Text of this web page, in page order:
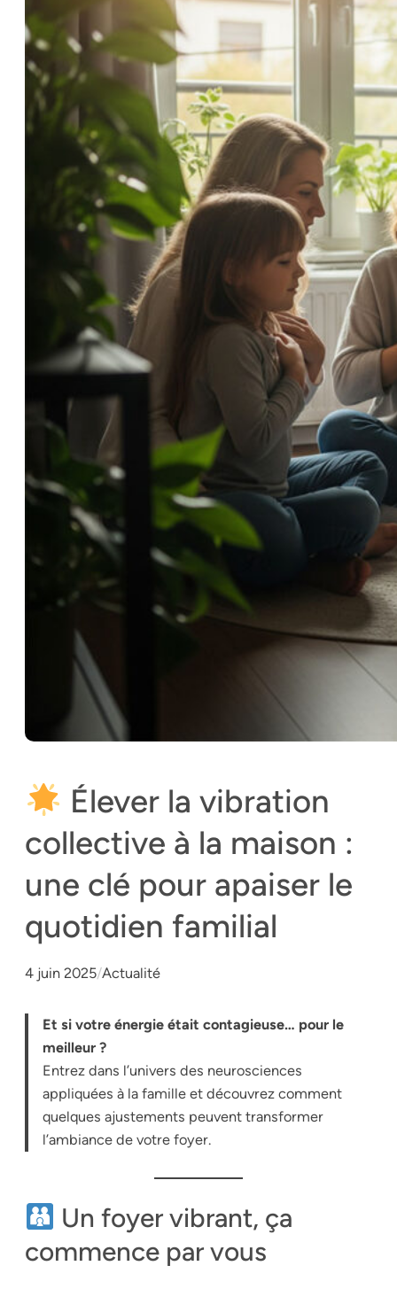
Élever la vibration
collective à la maison :
une clé pour apaiser le
quotidien familial
4 juin 2025/Actualité
Et si votre énergie était contagieuse… pour le
meilleur ?
Entrez dans l’univers des neurosciences
appliquées à la famille et découvrez comment
quelques ajustements peuvent transformer
l’ambiance de votre foyer.
Un foyer vibrant, ça
commence par vous